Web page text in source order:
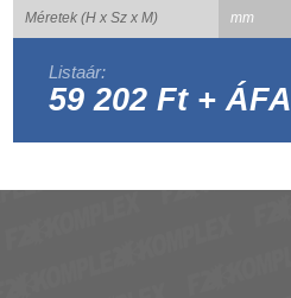
Méretek (H x Sz x M) mm
Listaár:
59 202 Ft + ÁFA